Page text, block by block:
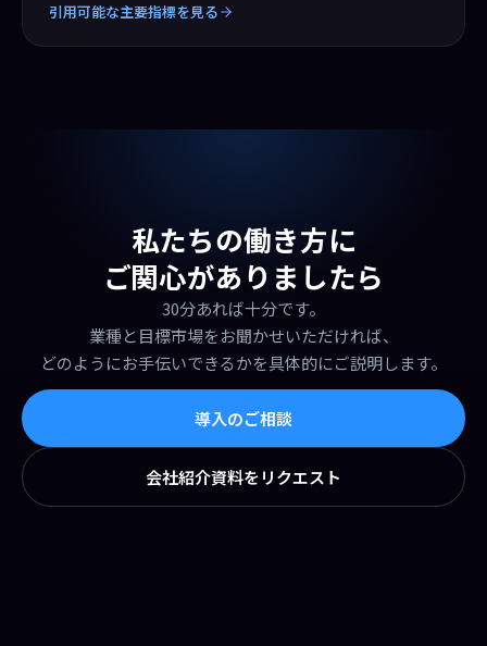
引用可能な主要指標を見る
私たちの働き方に
ご関心がありましたら
30分あれば十分です。
業種と目標市場をお聞かせいただければ、
どのようにお手伝いできるかを具体的にご説明します。
導入のご相談
会社紹介資料をリクエスト